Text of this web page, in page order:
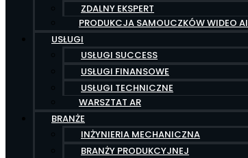
ZDALNY EKSPERT
PRODUKCJA SAMOUCZKÓW WIDEO AI
USŁUGI
USŁUGI SUCCESS
USŁUGI FINANSOWE
USŁUGI TECHNICZNE
WARSZTAT AR
BRANŻE
INŻYNIERIA MECHANICZNA
BRANŻY PRODUKCYJNEJ